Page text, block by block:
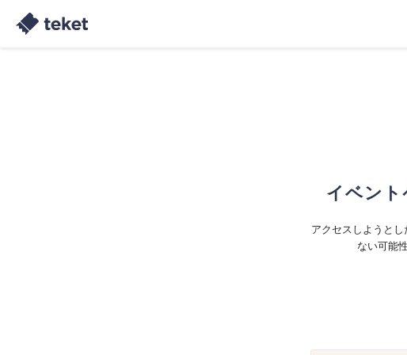
イベント
アクセスしようと
ない可能